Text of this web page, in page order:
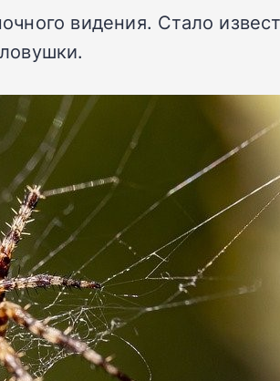
видения. Стало